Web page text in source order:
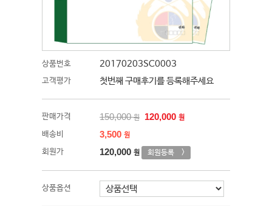
상품번호 20170203SC0003
고객평가 첫번째 구매후기를 등록해주세요
판매가격 150,000원 120,000 원
배송비 3,500 원
회원가 120,000 원 회원등록 >
상품옵션